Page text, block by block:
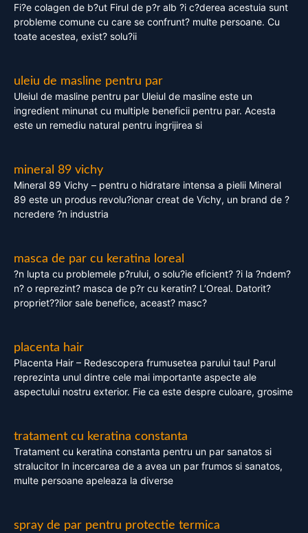
Fi?e colagen de b?ut Firul de p?r alb ?i c?derea acestuia sunt
probleme comune cu care se confrunt? multe persoane. Cu
toate acestea, exist? solu?ii
uleiu de masline pentru par
Uleiul de masline pentru par Uleiul de masline este un
ingredient minunat cu multiple beneficii pentru par. Acesta
este un remediu natural pentru ingrijirea si
mineral 89 vichy
Mineral 89 Vichy – pentru o hidratare intensa a pielii Mineral
89 este un produs revolu?ionar creat de Vichy, un brand de ?
ncredere ?n industria
masca de par cu keratina loreal
?n lupta cu problemele p?rului, o solu?ie eficient? ?i la ?ndem?
n? o reprezint? masca de p?r cu keratin? L’Oreal. Datorit?
propriet??ilor sale benefice, aceast? masc?
placenta hair
Placenta Hair – Redescopera frumusetea parului tau! Parul
reprezinta unul dintre cele mai importante aspecte ale
aspectului nostru exterior. Fie ca este despre culoare, grosime
tratament cu keratina constanta
Tratament cu keratina constanta pentru un par sanatos si
stralucitor In incercarea de a avea un par frumos si sanatos,
multe persoane apeleaza la diverse
spray de par pentru protectie termica